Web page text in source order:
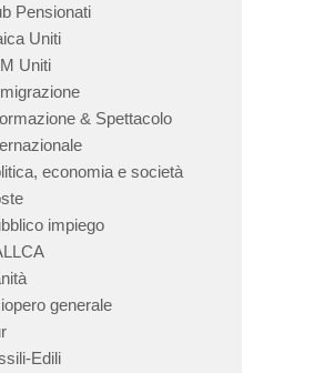
Pensionati
Uniti
Uniti
& Spettacolo
economia e società
impiego
generale
Edili